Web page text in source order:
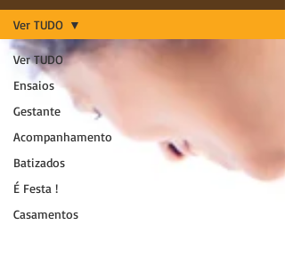
Ver TUDO
Ensaios
Gestante
Acompanhamento
Batizados
É Festa !
Casamentos
Ver TUDO